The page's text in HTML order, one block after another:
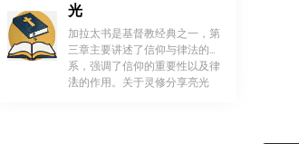
光
加拉太书是基督教经典之一，第
三章主要讲述了信仰与律法的关
系，强调了信仰的重要性以及律
法的作用。关于灵修分享亮光
！